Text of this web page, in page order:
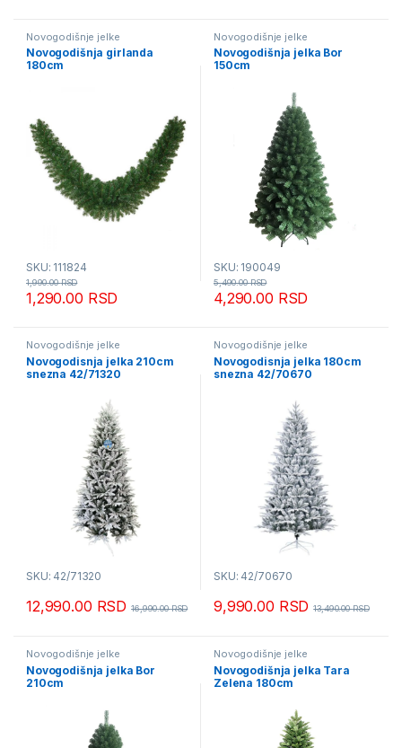
Novogodišnje jelke
Novogodišnja girlanda
180cm
SKU: 111824
1,290.00 RSD
1,990.00RSD
Novogodišnje jelke
Novogodišnja jelka Bor
150cm
SKU: 190049
4,290.00 RSD
5,490.00RSD
Novogodišnje jelke
Novogodisnja jelka 210cm
snezna 42/71320
SKU: 42/71320
12,990.00 RSD 16,990.00RSD
Novogodišnje jelke
Novogodisnja jelka 180cm
snezna 42/70670
SKU: 42/70670
9,990.00 RSD 13,490.00RSD
Novogodišnje jelke
Novogodišnja jelka Bor
210cm
Novogodišnje jelke
Novogodišnja jelka Tara
Zelena 180cm